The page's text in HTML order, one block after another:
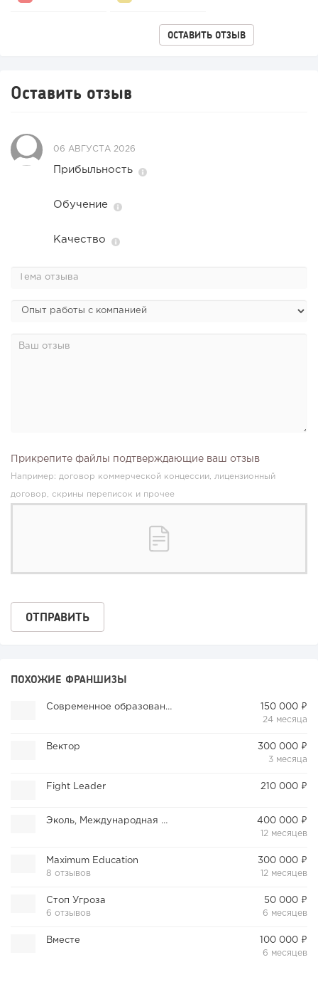
ОСТАВИТЬ ОТЗЫВ
Оставить отзыв
06 АВГУСТА 2026
Прибыльность
Обучение
Качество
Прикрепите файлы подтверждающие ваш отзыв
Например: договор коммерческой концессии, лицензионный
договор, скрины переписок и прочее
ПОХОЖИЕ ФРАНШИЗЫ
Современное образование
150 000 ₽
24 месяца
Вектор
300 000 ₽
3 месяца
Fight Leader 210 000 ₽
Эколь, Международная школа профессий
400 000 ₽
12 месяцев
Maximum Education
8 отзывов
300 000 ₽
12 месяцев
Стоп Угроза
6 отзывов
50 000 ₽
6 месяцев
Вместе
100 000 ₽
6 месяцев